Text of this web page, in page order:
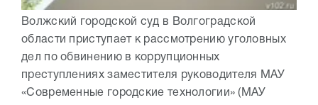
Волжский городской суд в Волгоградской
области приступает к рассмотрению уголовных
дел по обвинению в коррупционных
преступлениях заместителя руководителя МАУ
«Современные городские технологии» (МАУ